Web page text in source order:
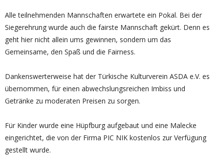
Alle teilnehmenden Mannschaften erwartete ein Pokal. Bei der
Siegerehrung wurde auch die fairste Mannschaft gekürt. Denn es
geht hier nicht allein ums gewinnen, sondern um das
Gemeinsame, den Spaß und die Fairness.
Dankenswerterweise hat der Türkische Kulturverein ASDA e.V. es
übernommen, für einen abwechslungsreichen Imbiss und
Getränke zu moderaten Preisen zu sorgen.
Für Kinder wurde eine Hüpfburg aufgebaut und eine Malecke
eingerichtet, die von der Firma PIC NIK kostenlos zur Verfügung
gestellt wurde.